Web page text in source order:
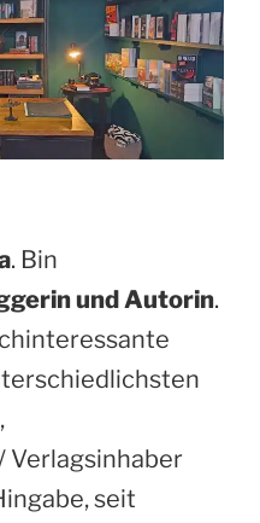
. Bin
und Autorin.
Verlagsinhaber
seit